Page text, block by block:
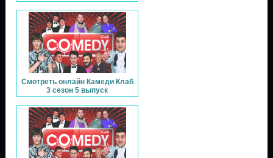
Смотреть онлайн Камеди Клаб
3 сезон 5 выпуск